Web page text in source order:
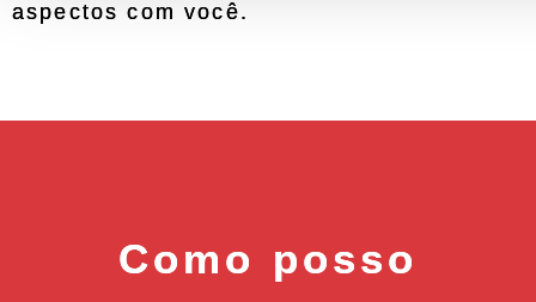
aspectos com você.
Como posso